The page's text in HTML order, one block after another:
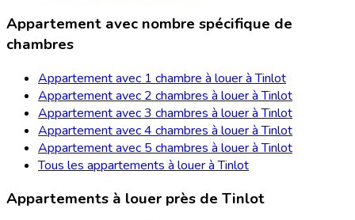
Appartement avec nombre spécifique de
chambres
Appartement avec 1 chambre à louer à Tinlot
Appartement avec 2 chambres à louer à Tinlot
Appartement avec 3 chambres à louer à Tinlot
Appartement avec 4 chambres à louer à Tinlot
Appartement avec 5 chambres à louer à Tinlot
Tous les appartements à louer à Tinlot
Appartements à louer près de Tinlot